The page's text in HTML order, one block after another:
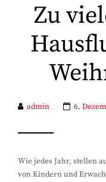
Zu
admin 6.
Wie jedes Jahr, stellen
von Kindern und